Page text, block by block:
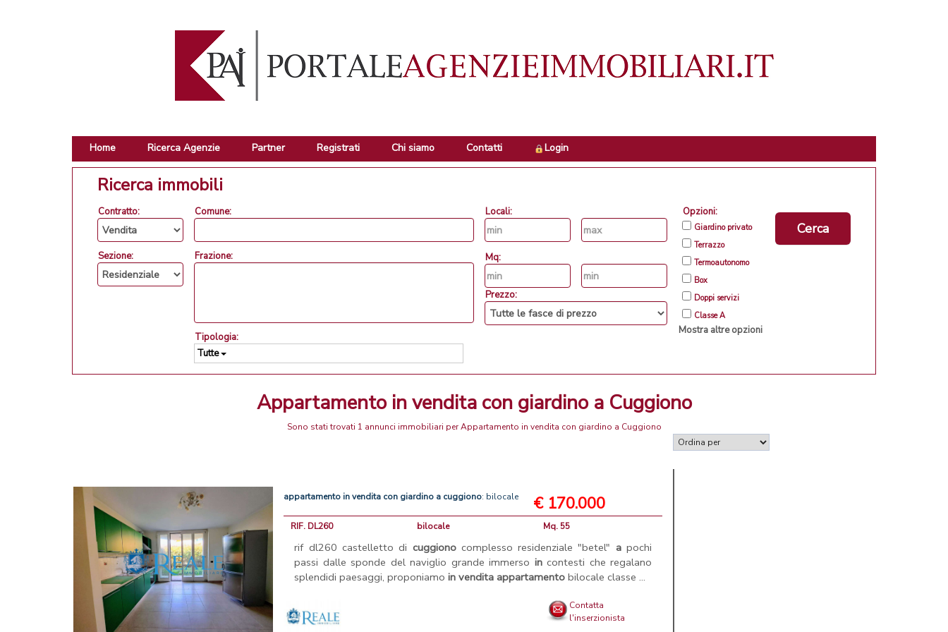
Home Ricerca Agenzie Partner Registrati Chi siamo Contatti Login
Ricerca immobili
Contratto:
Sezione:
Comune:
Frazione:
Tipologia:
Tutte
Locali:
Mq:
Prezzo:
Opzioni:
Giardino privato
Terrazzo
Termoautonomo
Box
Doppi servizi
Classe A
Mostra altre opzioni
Cerca
Appartamento in vendita con giardino a Cuggiono
Sono stati trovati 1 annunci immobiliari per Appartamento in vendita con giardino a Cuggiono
appartamento in vendita con giardino a cuggiono: bilocale € 170.000
RIF. DL260 bilocale Mq. 55
rif dl260 castelletto di cuggionocomplesso residenziale "betel" apochi
passi dalle sponde del naviglio grande immerso incontesti che regalano
splendidi paesaggi, proponiamoin vendita appartamento bilocale classe ...
Contatta
l'inserzionista